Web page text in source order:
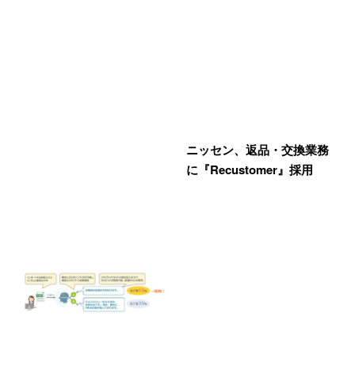
ニッセン、返品・交換業務
に『Recustomer』採用